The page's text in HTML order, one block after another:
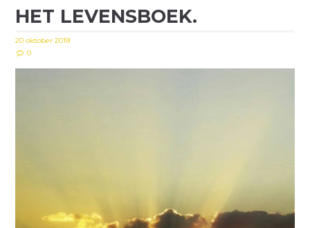
HET LEVENSBOEK.
20 oktober 2019
0